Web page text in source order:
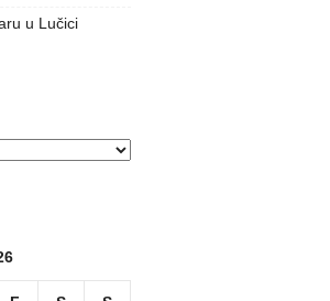
u Lučici